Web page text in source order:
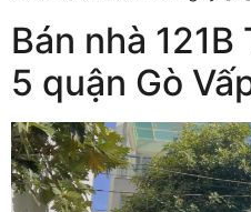
Bán nhà 121B
5 quận Gò